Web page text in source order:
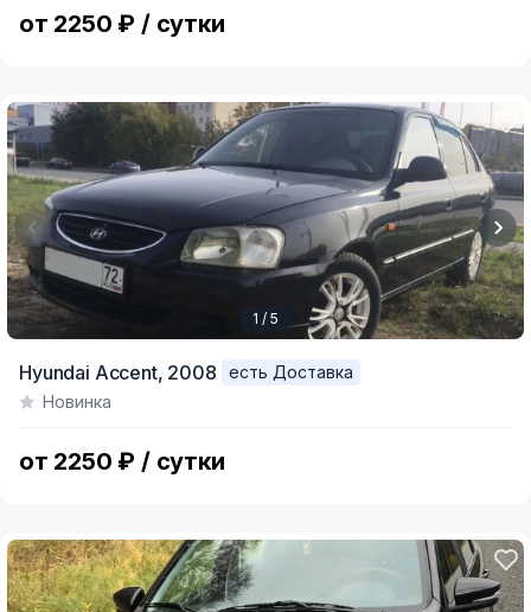
от 2250 ₽ / сутки
of
1 / 5
Hyundai Accent, 2008
есть Доставка
Новинка
от 2250 ₽ / сутки